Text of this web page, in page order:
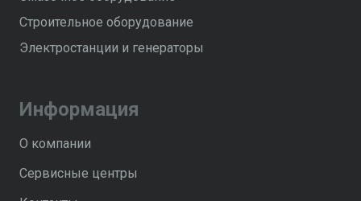
Строительное оборудование
Электростанции и генераторы
Информация
О компании
Сервисные центры